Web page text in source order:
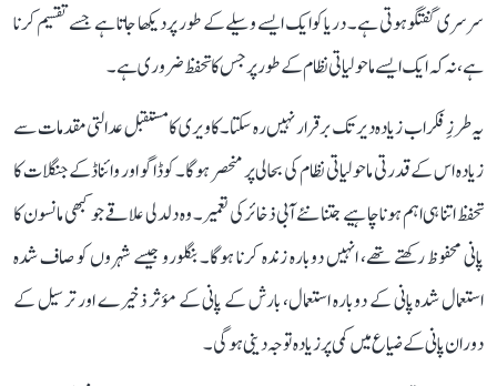
سرسری گفتگو ہوتی ہے۔ دریا کو ایک ایسے وسیلے کے طور پر دیکھا جاتا ہے جسے تقسیم کرنا
ہے، نہ کہ ایک ایسے ماحولیاتی نظام کے طور پر جس کا تحفظ ضروری ہے۔
یہ طرزِ فکر اب زیادہ دیر تک برقرار نہیں رہ سکتا۔ کاویری کا مستقبل عدالتی مقدمات سے
زیادہ اس کے قدرتی ماحولیاتی نظام کی بحالی پر منحصر ہوگا۔ کوڈاگو اور وائناڈ کے جنگلات کا
تحفظ اتنا ہی اہم ہونا چاہیے جتنا نئے آبی ذخائر کی تعمیر۔ وہ دلدلی علاقے جو کبھی مانسون کا
پانی محفوظ رکھتے تھے، انہیں دوبارہ زندہ کرنا ہوگا۔ بنگلورو جیسے شہروں کو صاف شدہ
استعمال شدہ پانی کے دوبارہ استعمال، بارش کے پانی کے مؤثر ذخیرے اور ترسیل کے
دوران پانی کے ضیاع میں کمی پر زیادہ توجہ دینی ہوگی۔